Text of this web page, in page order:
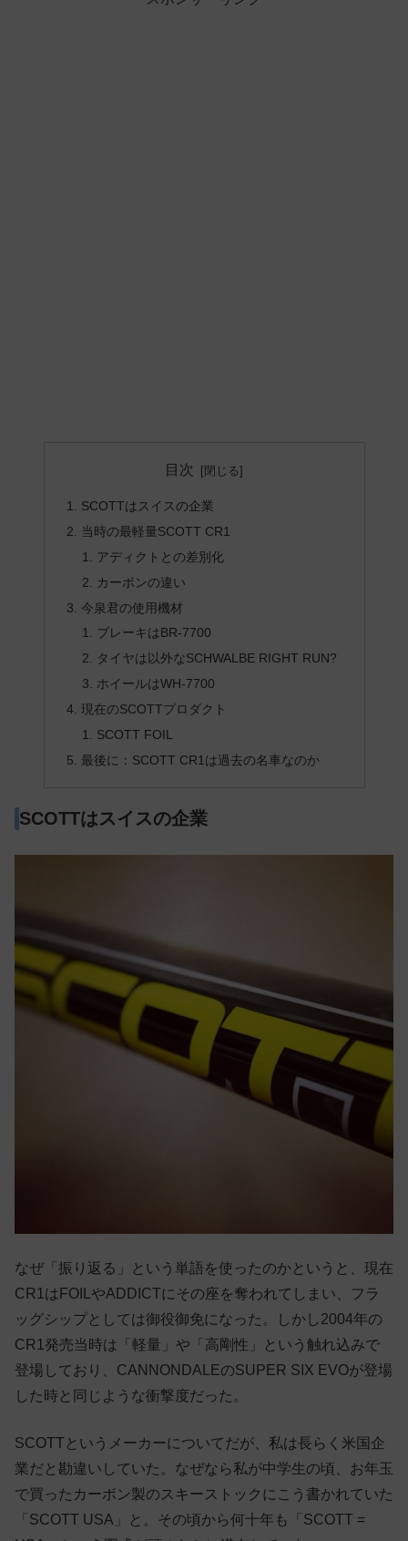
目次
SCOTTはスイスの企業
当時の最軽量SCOTT CR1
アディクトとの差別化
カーボンの違い
今泉君の使用機材
ブレーキはBR-7700
タイヤは以外なSCHWALBE RIGHT RUN?
ホイールはWH-7700
現在のSCOTTプロダクト
SCOTT FOIL
最後に：SCOTT CR1は過去の名車なのか
SCOTTはスイスの企業
なぜ「振り返る」という単語を使ったのかというと、現在
CR1はFOILやADDICTにその座を奪われてしまい、フラ
ッグシップとしては御役御免になった。しかし2004年の
CR1発売当時は「軽量」や「高剛性」という触れ込みで
登場しており、CANNONDALEのSUPER SIX EVOが登場
した時と同じような衝撃度だった。
SCOTTというメーカーについてだが、私は長らく米国企
業だと勘違いしていた。なぜなら私が中学生の頃、お年玉
で買ったカーボン製のスキーストックにこう書かれていた
「SCOTT USA」と。その頃から何十年も「SCOTT =